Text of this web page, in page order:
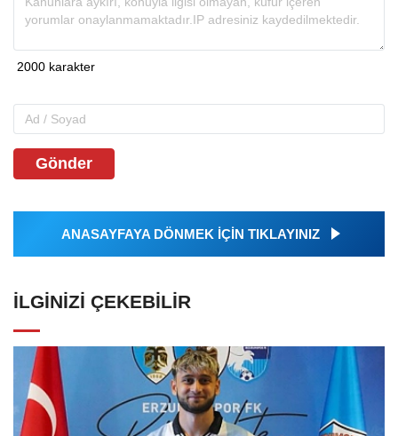
Gönder
ANASAYFAYA DÖNMEK İÇİN TIKLAYINIZ
İLGINIZI ÇEKEBILIR